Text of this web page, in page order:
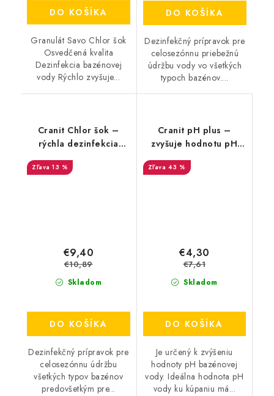
DO KOŠÍKA
Granulát Savo Chlor šok
Osvedčená kvalita
Dezinfekcia bazénovej
vody Rýchlo zvyšuje...
DO KOŠÍKA
Dezinfekčný prípravok pre
celosezónnu priebežnú
údržbu vody vo všetkých
typoch bazénov....
Cranit Chlor šok –
rýchla dezinfekcia
13 %
Skladom
€9,40
€10,89
DO KOŠÍKA
Dezinfekčný prípravok pre
celosezónnu údržbu
všetkých typov bazénov
predovšetkým pre...
Cranit pH plus –
zvyšuje hodnotu pH
43 %
Skladom
€4,30
€7,61
DO KOŠÍKA
Je určený k zvýšeniu
hodnoty pH bazénovej
vody. Ideálna hodnota pH
vody ku kúpaniu má...